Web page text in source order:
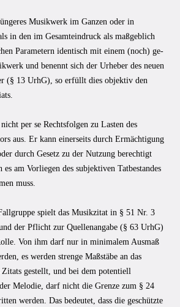
Musikwerk im Ganzen oder in
in den im Gesamteindruck als maßgeblich
Parametern identisch mit einem (noch) ge­
und benennt sich der Urheber des neuen
(§ 13 UrhG), so erfüllt dies objektiv den
per se Rechtsfolgen zu Lasten des
aus. Er kann einerseits durch Ermächtigung
durch Ge­setz zu der Nutzung berechtigt
es am Vorliegen des subjektiven Tatbestandes
muss.
spielt das Musikzitat in § 51 Nr. 3
der Pflicht zur Quellenanga­be (§ 63 UrhG)
Von ihm darf nur in minimalem Ausmaß
es werden strenge Maßstäbe an das
gestellt, und bei dem potentiell
Melodie, darf nicht die Grenze zum § 24
werden. Das bedeutet, dass die geschützte